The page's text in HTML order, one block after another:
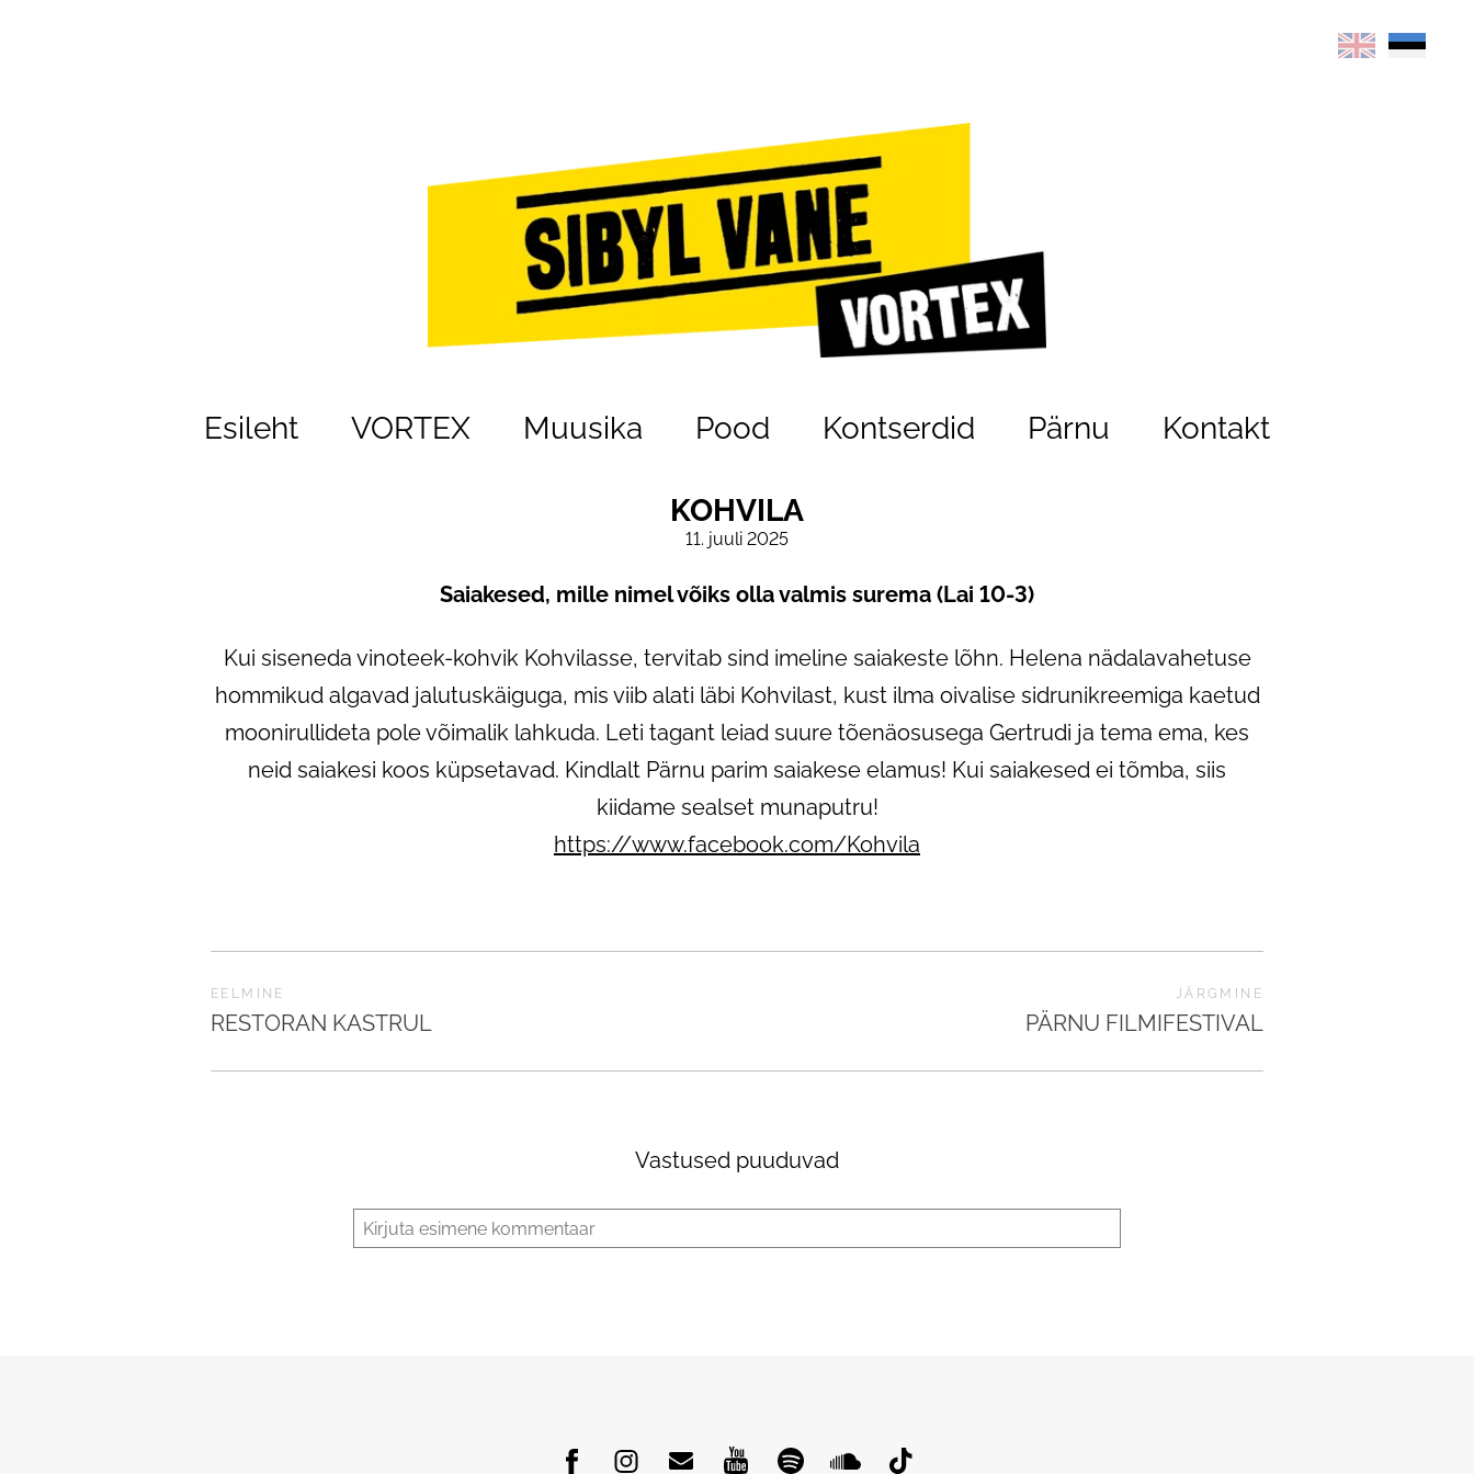
Esileht VORTEX Muusika Pood Kontserdid Pärnu Kontakt
KOHVILA
11. juuli 2025
Saiakesed, mille nimel võiks olla valmis surema (Lai 10-3)
Kui siseneda vinoteek-kohvik Kohvilasse, tervitab sind imeline saiakeste lõhn. Helena nädalavahetuse
hommikud algavad jalutuskäiguga, mis viib alati läbi Kohvilast, kust ilma oivalise sidrunikreemiga kaetud
moonirullideta pole võimalik lahkuda. Leti tagant leiad suure tõenäosusega Gertrudi ja tema ema, kes
neid saiakesi koos küpsetavad. Kindlalt Pärnu parim saiakese elamus! Kui saiakesed ei tõmba, siis
kiidame sealset munaputru!
https://www.facebook.com/Kohvila
EELMINE
RESTORAN KASTRUL
JÄRGMINE
PÄRNU FILMIFESTIVAL
Vastused puuduvad